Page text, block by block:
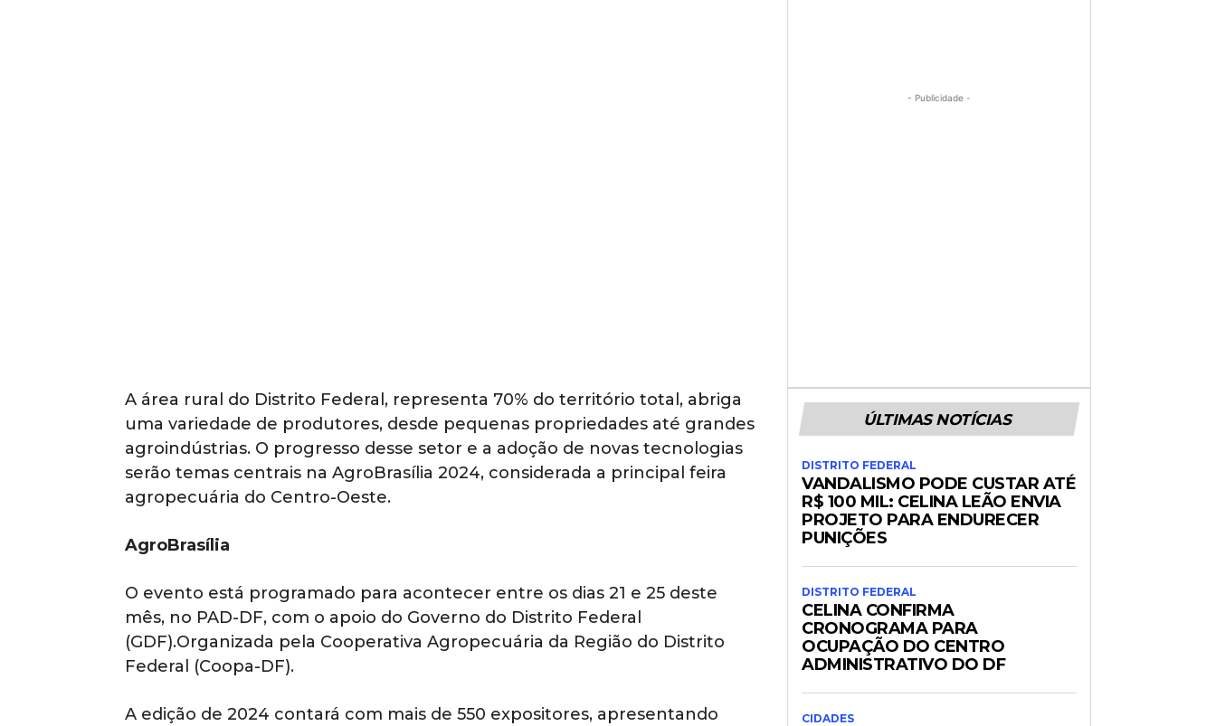
- Publicidade -
A área rural do Distrito Federal, representa 70% do território total, abriga
uma variedade de produtores, desde pequenas propriedades até grandes
agroindústrias. O progresso desse setor e a adoção de novas tecnologias
serão temas centrais na AgroBrasília 2024, considerada a principal feira
agropecuária do Centro-Oeste.
AgroBrasília
O evento está programado para acontecer entre os dias 21 e 25 deste
mês, no PAD-DF, com o apoio do Governo do Distrito Federal
(GDF).Organizada pela Cooperativa Agropecuária da Região do Distrito
Federal (Coopa-DF).
A edição de 2024 contará com mais de 550 expositores, apresentando
ÚLTIMAS NOTÍCIAS
DISTRITO FEDERAL
VANDALISMO PODE CUSTAR ATÉ
R$ 100 MIL: CELINA LEÃO ENVIA
PROJETO PARA ENDURECER
PUNIÇÕES
DISTRITO FEDERAL
CELINA CONFIRMA
CRONOGRAMA PARA
OCUPAÇÃO DO CENTRO
ADMINISTRATIVO DO DF
CIDADES